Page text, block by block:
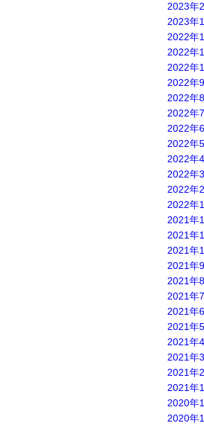
2023年
2023年
2022年
2022年
2022年
2022年
2022年
2022年
2022年
2022年
2022年
2022年
2022年
2022年
2021年
2021年
2021年
2021年
2021年
2021年
2021年
2021年
2021年
2021年
2021年
2021年
2020年
2020年